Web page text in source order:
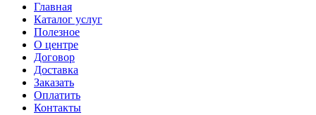
Главная
Каталог услуг
Полезное
О центре
Договор
Доставка
Заказать
Оплатить
Контакты